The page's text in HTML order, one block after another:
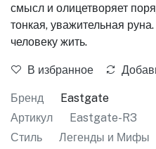
смысл и олицетворяет
тонкая, уважительная
человеку жить.
В избранное
Бренд
Eastgate
Артикул
Eastgate-R3
Стиль
Легенды и Мифы